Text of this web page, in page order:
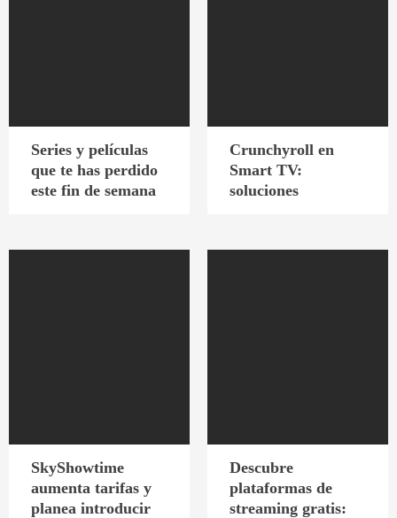
Series y películas
que te has perdido
este fin de semana
Crunchyroll en
Smart TV:
soluciones
SkyShowtime
aumenta tarifas y
planea introducir
Descubre
plataformas de
streaming gratis: